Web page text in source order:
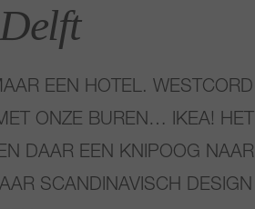
EEN HOTEL. WESTCORD
ONZE BUREN… IKEA! HET
DAAR EEN KNIPOOG NAAR
SCANDINAVISCH DESIGN